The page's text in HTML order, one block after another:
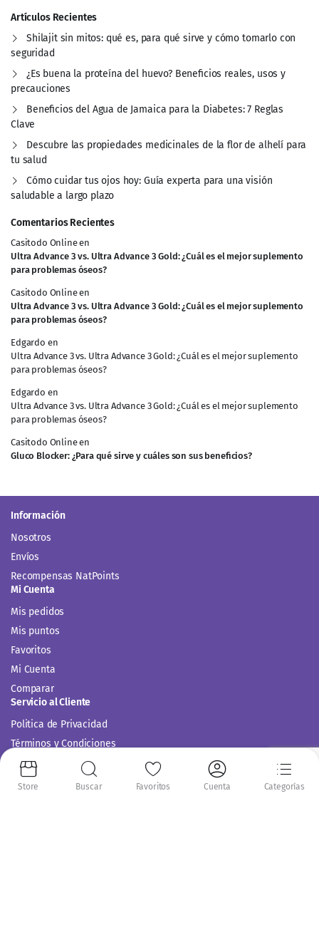
Artículos Recientes
Shilajit sin mitos: qué es, para qué sirve y cómo tomarlo con
seguridad
¿Es buena la proteína del huevo? Beneficios reales, usos y
precauciones
Beneficios del Agua de Jamaica para la Diabetes: 7 Reglas
Clave
Descubre las propiedades medicinales de la flor de alhelí para
tu salud
Cómo cuidar tus ojos hoy: Guía experta para una visión
saludable a largo plazo
Comentarios Recientes
Casitodo Onlineen
Ultra Advance 3 vs. Ultra Advance 3 Gold: ¿Cuál es el mejor suplemento
para problemas óseos?
Casitodo Onlineen
Ultra Advance 3 vs. Ultra Advance 3 Gold: ¿Cuál es el mejor suplemento
para problemas óseos?
Edgardo en
Ultra Advance 3 vs. Ultra Advance 3 Gold: ¿Cuál es el mejor suplemento
para problemas óseos?
Edgardo en
Ultra Advance 3 vs. Ultra Advance 3 Gold: ¿Cuál es el mejor suplemento
para problemas óseos?
Casitodo Onlineen
Gluco Blocker: ¿Para qué sirve y cuáles son sus beneficios?
Información
Nosotros
Envíos
Recompensas NatPoints
Mi Cuenta
Mis pedidos
Mis puntos
Favoritos
Mi Cuenta
Comparar
Servicio al Cliente
Politica de Privacidad
Términos y Condiciones
Siguenos en:
Store Buscar Favoritos Cuenta Categorías